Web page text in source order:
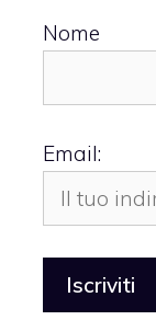
Nome
Email: